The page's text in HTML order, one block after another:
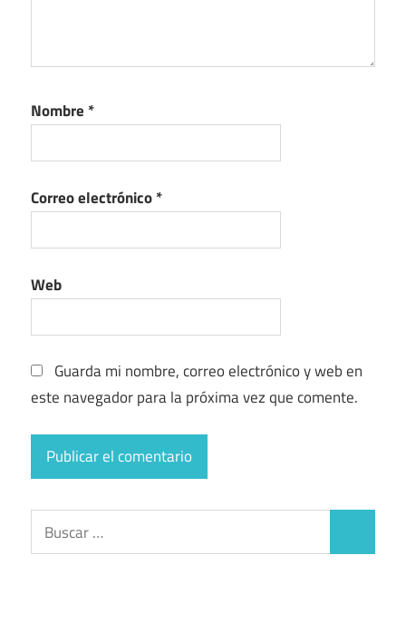
Nombre *
Correo electrónico*
Web
Guarda mi nombre, correo electrónico y web en
este navegador para la próxima vez que comente.
Buscar: